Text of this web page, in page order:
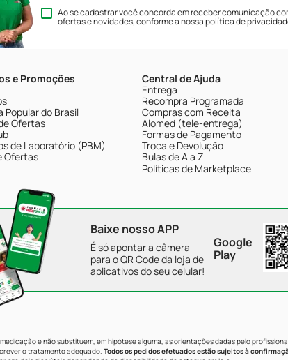
Ao se cadastrar você concorda em receber comunicação
ofertas e novidades, conforme a nossapolítica de
e Promoções
Popular do Brasil
Ofertas
de Laboratório (PBM)
Ofertas
Central de Ajuda
Entrega
Recompra Programada
Compras com Receita
Alomed (tele-entrega)
Formas de Pagamento
Troca e Devolução
Bulas de A a Z
Políticas de Marketplace
Baixe nosso APP
É só apontar a câmera
para o QR Code da loja de
aplicativos do seu celular!
Google
Play
e não substituem, em hipótese alguma, as orientações dadas pelo
o tratamento adequado. Todos os pedidos efetuados estão sujeitos à